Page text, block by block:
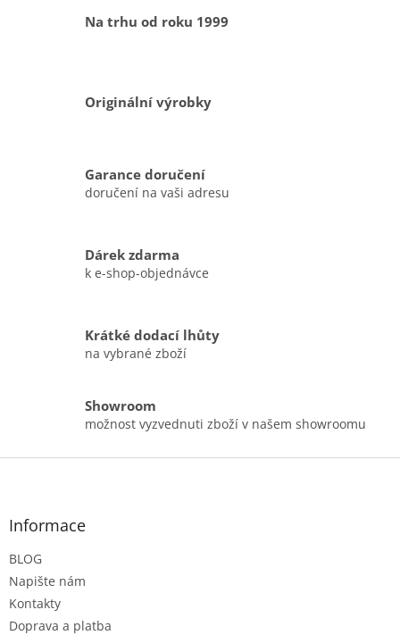
á
d
p
r
y
v
ý
u
Na trhu od roku 1999
Originální výrobky
Garance doručení
doručení na vaši adresu
Dárek zdarma
k e-shop-objednávce
Krátké dodací lhůty
na vybrané zboží
Showroom
možnost vyzvednuti zboží v našem showroomu
Z
Informace
BLOG
Napište nám
Kontakty
Doprava a platba